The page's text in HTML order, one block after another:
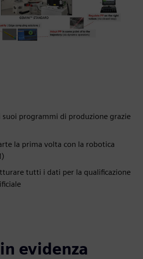
programmi di produzione grazie
la prima volta con la robotica
tutti i dati per la qualificazione
evidenza